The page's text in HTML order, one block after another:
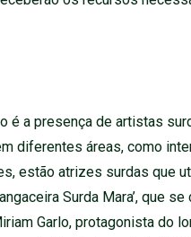
é a presença de artistas
diferentes áreas, como
estão atrizes surdas que
Surda Mara’, que se
Garlo, protagonista do